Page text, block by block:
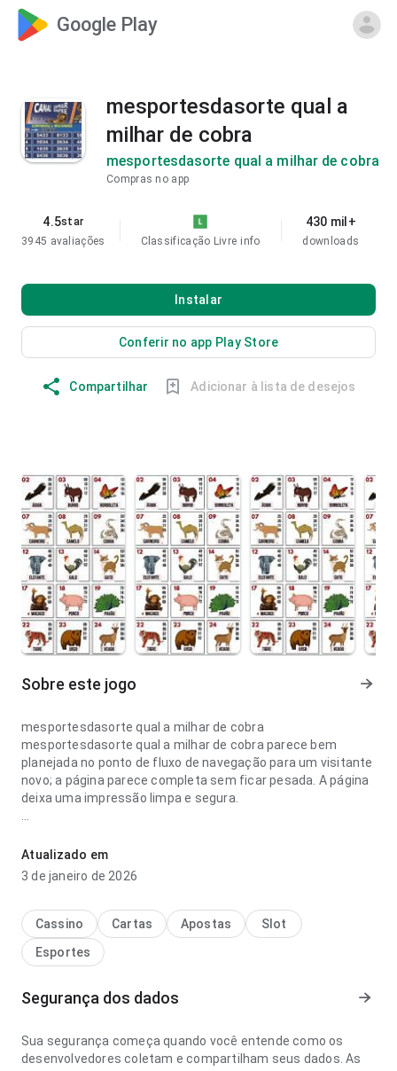
Google Play
mesportesdasorte qual a
milhar de cobra
mesportesdasorte qual a milhar de cobra
Compras no app
4.5star
3945 avaliações
Classificação Livre info
430 mil+
downloads
Instalar
Conferir no app Play Store
Compartilhar Adicionar à lista de desejos
Sobre este jogo
mesportesdasorte qual a milhar de cobra
mesportesdasorte qual a milhar de cobra parece bem
planejada no ponto de fluxo de navegação para um visitante
novo; a página parece completa sem ficar pesada. A página
deixa uma impressão limpa e segura.
planejada no ponto de velocidade de carregamento em uma
tela menor; os rótulos são fáceis de acompanhar. Ajuda
quem quer decidir rapidamente se vale instalar.
Atualizado em
3 de janeiro de 2026
Cassino Cartas Apostas
Slot
Esportes
Segurança dos dados
Sua segurança começa quando você entende como os
desenvolvedores coletam e compartilham seus dados. As